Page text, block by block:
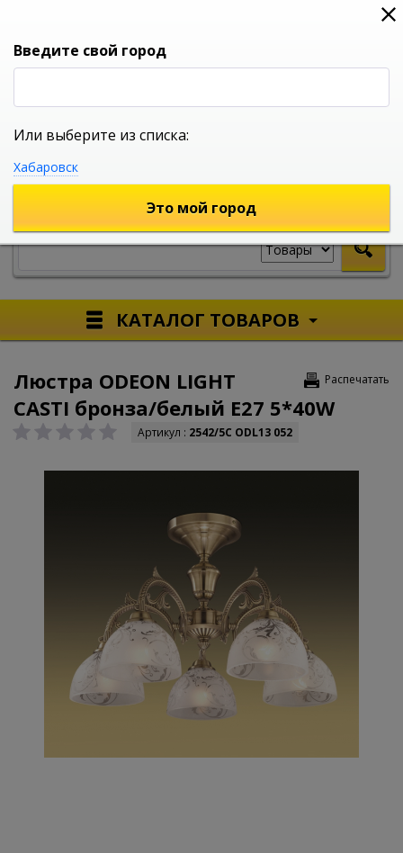
0
УНИВЕРСАЛЬНЫЙ ИНТЕРНЕТ МАГАЗИН
КАТАЛОГ ТОВАРОВ
Распечатать
Люстра ODEON LIGHT
CASTI бронза/белый E27 5*40W
Артикул : 2542/5C ODL13 052
Введите свой город
Или выберите из списка:
Хабаровск
Это мой город